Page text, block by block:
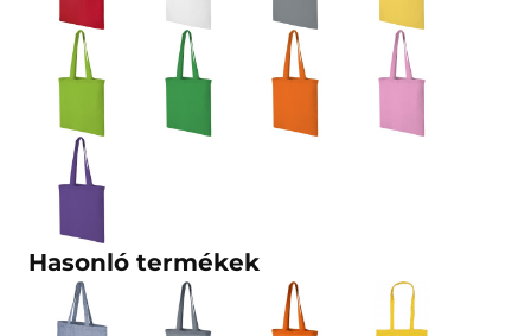
Hasonló termékek